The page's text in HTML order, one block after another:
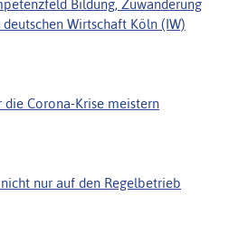
Bildung, Zuwanderung
Wirtschaft Köln (IW)
die Corona-Krise meistern
nur auf den Regelbetrieb